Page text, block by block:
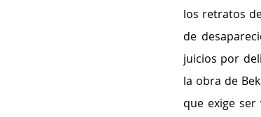
los retratos
de
juicios por
la obra de
que exige